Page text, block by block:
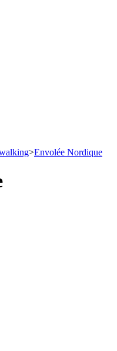
>Envolée Nordique